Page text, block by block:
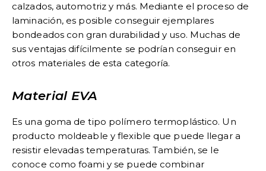
calzados, automotriz y más. Mediante el proceso de
laminación, es posible conseguir ejemplares
bondeados con gran durabilidad y uso. Muchas de
sus ventajas difícilmente se podrían conseguir en
otros materiales de esta categoría.
Material EVA
Es una goma de tipo polímero termoplástico. Un
producto moldeable y flexible que puede llegar a
resistir elevadas temperaturas. También, se le
conoce como foami y se puede combinar